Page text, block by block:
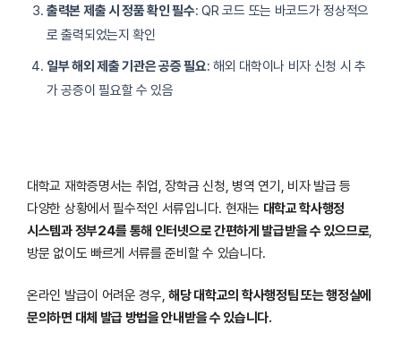
출력본 제출 시 정품 확인 필수: QR 코드 또는 바코드가 정상적으
로 출력되었는지 확인
일부 해외 제출 기관은 공증 필요: 해외 대학이나 비자 신청 시 추
가 공증이 필요할 수 있음
대학교 재학증명서는 취업, 장학금 신청, 병역 연기, 비자 발급 등
다양한 상황에서 필수적인 서류입니다. 현재는 대학교 학사행정
시스템과 정부24를 통해 인터넷으로 간편하게 발급받을 수 있으므로,
방문 없이도 빠르게 서류를 준비할 수 있습니다.
온라인 발급이 어려운 경우,해당 대학교의 학사행정팀 또는 행정실에
문의하면 대체 발급 방법을 안내받을 수 있습니다.